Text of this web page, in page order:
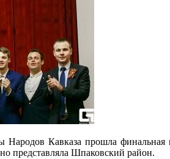
Кавказа прошла
представляла Шпаковский район.